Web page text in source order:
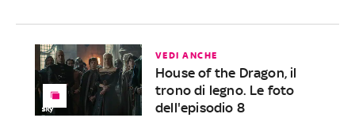
VEDI ANCHE
House of the Dragon, il
trono di legno. Le foto
dell'episodio 8